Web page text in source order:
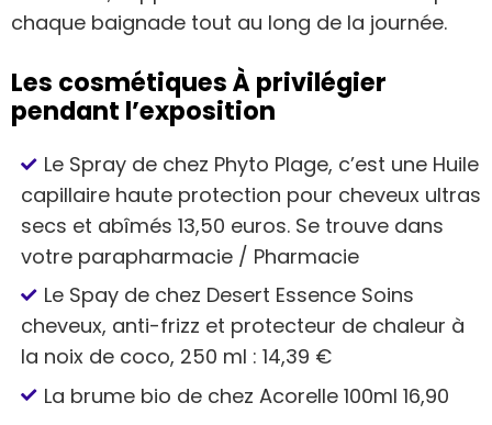
chaque baignade tout au long de la journée.
Les cosmétiques À privilégier
pendant l’exposition
Le Spray de chez Phyto Plage, c’est une Huile
capillaire haute protection pour cheveux ultras
secs et abîmés 13,50 euros. Se trouve dans
votre parapharmacie / Pharmacie
Le Spay de chez Desert Essence Soins
cheveux, anti-frizz et protecteur de chaleur à
la noix de coco, 250 ml : 14,39 €
La brume bio de chez Acorelle 100ml 16,90